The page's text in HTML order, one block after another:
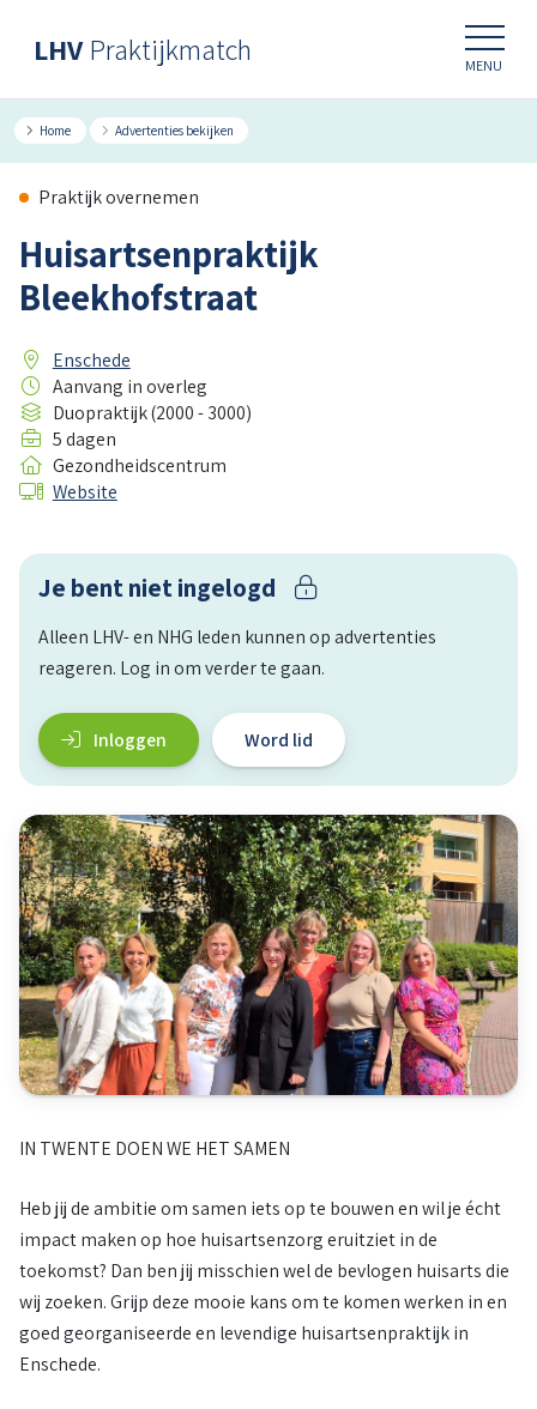
LHVPraktijkmatch MENU
Home Advertenties bekijken
Praktijk overnemen
Huisartsenpraktijk
Bleekhofstraat
Enschede
Aanvang in overleg
Duopraktijk (2000 - 3000)
5 dagen
Gezondheidscentrum
Website
Je bent niet ingelogd
Alleen LHV- en NHG leden kunnen op advertenties
reageren. Log in om verder te gaan.
Inloggen Word lid
IN TWENTE DOEN WE HET SAMEN
Heb jij de ambitie om samen iets op te bouwen en wil je écht
impact maken op hoe huisartsenzorg eruitziet in de
toekomst? Dan ben jij misschien wel de bevlogen huisarts die
wij zoeken. Grijp deze mooie kans om te komen werken in en
goed georganiseerde en levendige huisartsenpraktijk in
Enschede.